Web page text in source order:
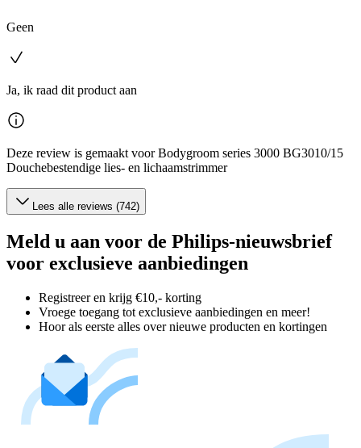
Geen
Ja, ik raad dit product aan
Deze review is gemaakt voor Bodygroom series 3000 BG3010/15
Douchebestendige lies- en lichaamstrimmer
Lees alle reviews (742)
Meld u aan voor de Philips-nieuwsbrief
voor exclusieve aanbiedingen
Registreer en krijg €10,- korting
Vroege toegang tot exclusieve aanbiedingen en meer!
Hoor als eerste alles over nieuwe producten en kortingen